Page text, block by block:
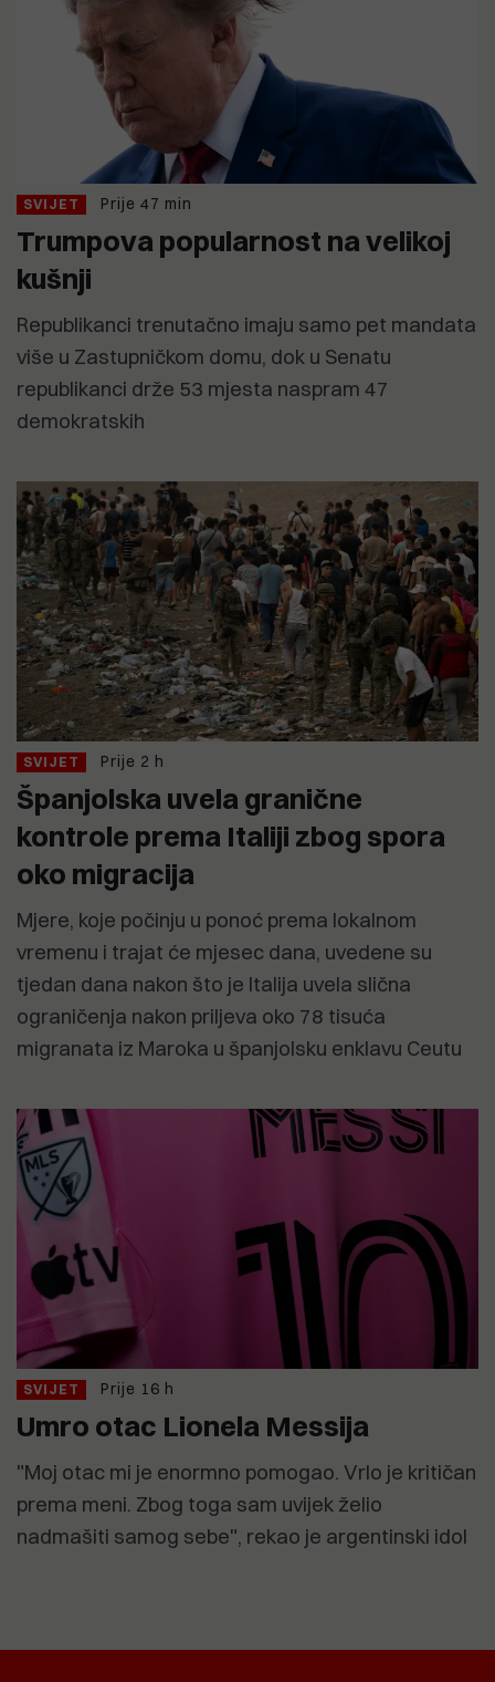
SVIJET Prije 47 min
Trumpova popularnost na velikoj
kušnji
Republikanci trenutačno imaju samo pet mandata
više u Zastupničkom domu, dok u Senatu
republikanci drže 53 mjesta naspram 47
demokratskih
SVIJET Prije 2 h
Španjolska uvela granične
kontrole prema Italiji zbog spora
oko migracija
Mjere, koje počinju u ponoć prema lokalnom
vremenu i trajat će mjesec dana, uvedene su
tjedan dana nakon što je Italija uvela slična
ograničenja nakon priljeva oko 78 tisuća
migranata iz Maroka u španjolsku enklavu Ceutu
SVIJET Prije 16 h
Umro otac Lionela Messija
"Moj otac mi je enormno pomogao. Vrlo je kritičan
prema meni. Zbog toga sam uvijek želio
nadmašiti samog sebe", rekao je argentinski idol